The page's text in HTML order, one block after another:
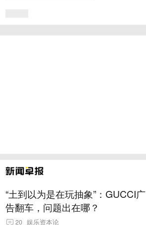
“土到以为是在玩抽象”：GUCCI广
告翻车，问题出在哪？
20 娱乐资本论